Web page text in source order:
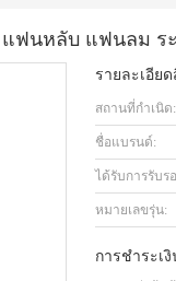
ฟนหลับ แฟนลม ร
รายละเอีย
สถานที่กำเนิด:
ชื่อแบรนด์:
ได้รับการรับร
หมายเลขรุ่น:
การชำระเ